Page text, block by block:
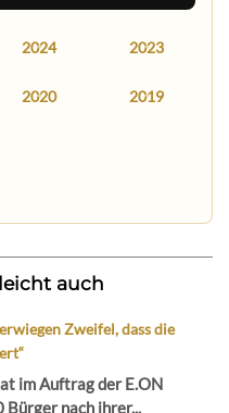
2024 2023
2020 2019
auch
Zweifel, dass die
im Auftrag der E.ON
nach ihrer...